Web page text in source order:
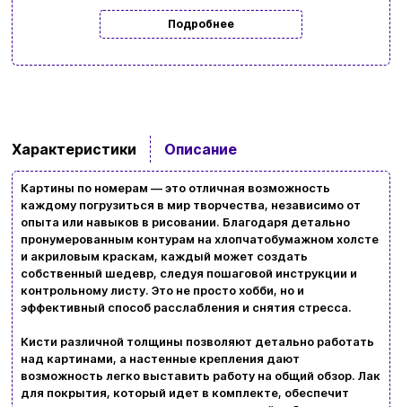
Подробнее
Характеристики Описание
Картины по номерам — это отличная возможность
каждому погрузиться в мир творчества, независимо от
опыта или навыков в рисовании. Благодаря детально
пронумерованным контурам на хлопчатобумажном холсте
и акриловым краскам, каждый может создать
собственный шедевр, следуя пошаговой инструкции и
контрольному листу. Это не просто хобби, но и
эффективный способ расслабления и снятия стресса.
Кисти различной толщины позволяют детально работать
над картинами, а настенные крепления дают
возможность легко выставить работу на общий обзор. Лак
для покрытия, который идет в комплекте, обеспечит
Ввойти Регистрация
Бренды
Доставка и оплата